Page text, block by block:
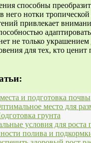
способны
него нотки
привлекает
не только
для тех, кто
и подготовка почвы
место для
грунта
условия для роста
полива и